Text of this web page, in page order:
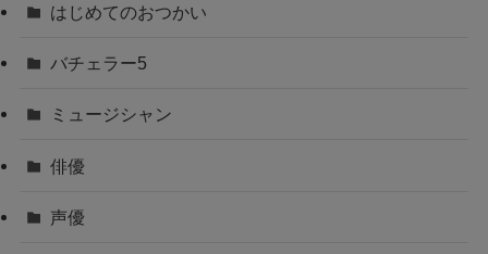
はじめてのおつかい
バチェラー5
ミュージシャン
俳優
声優